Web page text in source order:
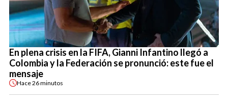
En plena crisis en la FIFA, Gianni Infantino llegó a
Colombia y la Federación se pronunció: este fue el
mensaje
Hace26 minutos